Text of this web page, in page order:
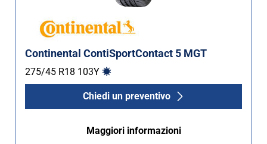
Continental ContiSportContact 5 MGT
275/45 R18 103Y
Chiedi un preventivo
Maggiori informazioni